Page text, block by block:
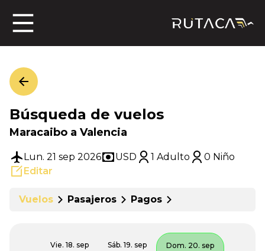
Búsqueda de vuelos
Maracaibo a Valencia
Lun. 21 sep 2026 USD 1 Adulto
0 Niño
Editar
Vuelos Pasajeros Pagos
Vie. 18. sep
Sáb. 19. sep
Dom. 20. sep